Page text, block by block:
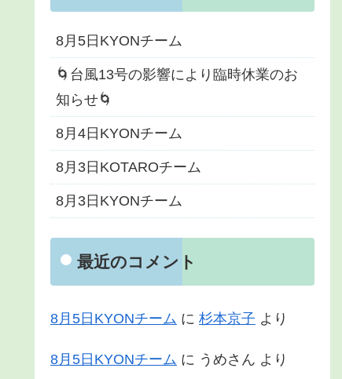
8月5日KYONチーム
🌀台風13号の影響により臨時休業のお
知らせ🌀
8月4日KYONチーム
8月3日KOTAROチーム
8月3日KYONチーム
最近のコメント
8月5日KYONチーム に 杉本京子 より
8月5日KYONチーム に うめさん より